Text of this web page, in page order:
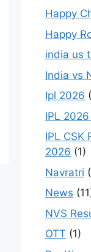
Happy
Happy
india us
India vs
Ipl 2026
IPL
IPL CSK
2026 (1)
Navratri
News
NVS
OTT (1)